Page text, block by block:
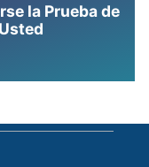
la Prueba de